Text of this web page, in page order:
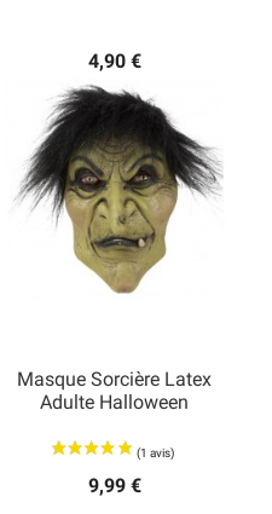
4,90 €
Masque Sorcière Latex
Adulte Halloween
9,99 €